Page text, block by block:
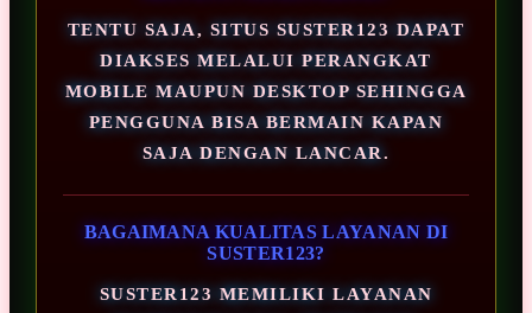
TENTU SAJA, SITUS SUSTER123 DAPAT
DIAKSES MELALUI PERANGKAT
MOBILE MAUPUN DESKTOP SEHINGGA
PENGGUNA BISA BERMAIN KAPAN
SAJA DENGAN LANCAR.
BAGAIMANA KUALITAS LAYANAN DI
SUSTER123?
SUSTER123 MEMILIKI LAYANAN